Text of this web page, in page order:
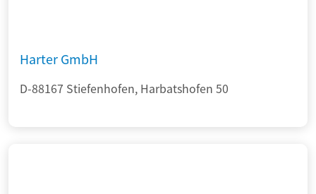
Harter GmbH
D-88167 Stiefenhofen, Harbatshofen 50